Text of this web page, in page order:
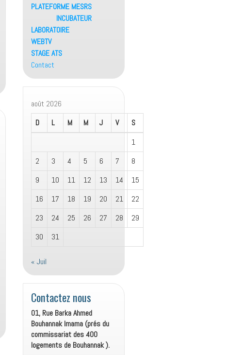
PLATEFORME MESRS
INCUBATEUR
LABORATOIRE
WEBTV
STAGE ATS
Contact
août 2026
D
L M M J V
S
1
2
3 4 5 6 7
8
9
10 11 12 13 14
15
16
17 18 19 20 21
22
23
24 25 26 27 28
29
30
31
« Juil
Contactez nous
01, Rue Barka Ahmed
Bouhannak Imama (prés du
commissariat des 400
logements de Bouhannak ).